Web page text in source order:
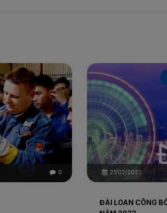
0 21/02/2022
ĐÀI LOAN CÔNG